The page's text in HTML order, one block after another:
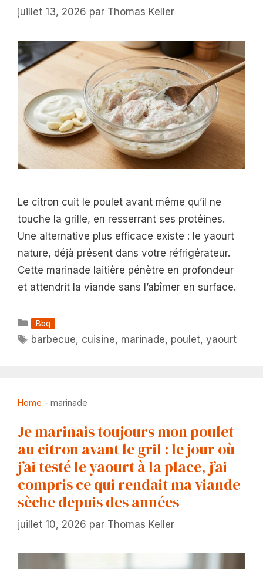
juillet 13, 2026 par Thomas Keller
Le citron cuit le poulet avant même qu’il ne
touche la grille, en resserrant ses protéines.
Une alternative plus efficace existe : le yaourt
nature, déjà présent dans votre réfrigérateur.
Cette marinade laitière pénètre en profondeur
et attendrit la viande sans l’abîmer en surface.
Catégories
Bbq
Étiquettes
barbecue, cuisine, marinade, poulet,yaourt
Home - marinade
Je marinais toujours mon poulet
au citron avant le gril : le jour où
j’ai testé le yaourt à la place, j’ai
compris ce qui rendait ma viande
sèche depuis des années
juillet 10, 2026 par Thomas Keller